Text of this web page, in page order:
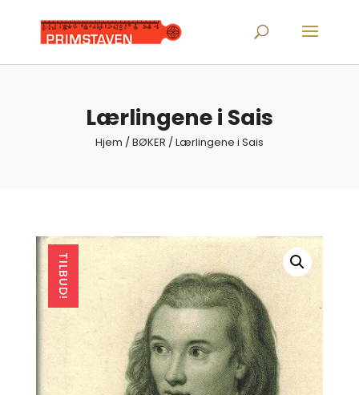
search
Lærlingene i Sais
Hjem /BØKER / Lærlingene i Sais
TILBUD!